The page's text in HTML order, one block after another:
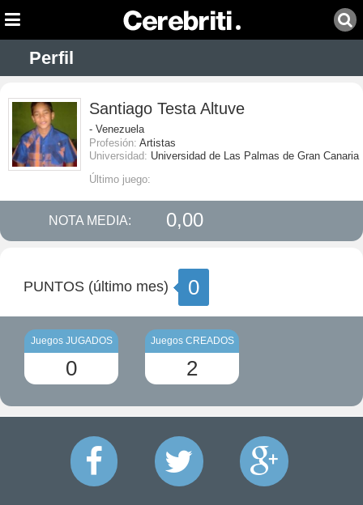
Perfil
Santiago Testa Altuve
- Venezuela
Profesión: Artistas
Universidad: Universidad de Las Palmas de Gran Canaria
Último juego:
NOTA MEDIA: 0,00
PUNTOS (último mes) 0
Juegos JUGADOS
0
Juegos CREADOS
2